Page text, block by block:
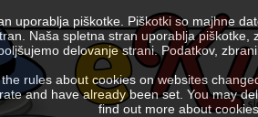
uporablja piškotke. Piškotki so majhne
Naša spletna stran uporablja
delovanje strani. Podatkov,
rules about cookies on websites
and have already been set. You may
find out more about